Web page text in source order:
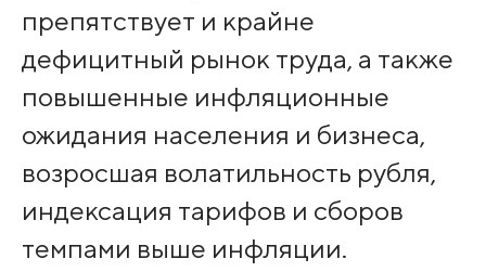
препятствует и крайне
дефицитный рынок труда, а также
повышенные инфляционные
ожидания населения и бизнеса,
возросшая волатильность рубля,
индексация тарифов и сборов
темпами выше инфляции.